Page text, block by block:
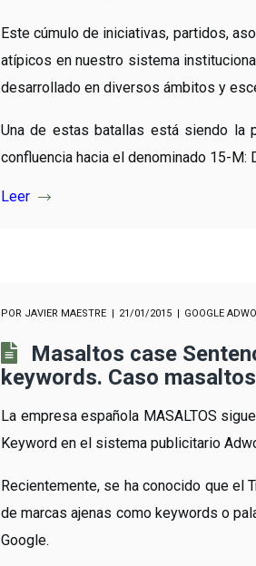
Este cúmulo de iniciativas, partidos,
atípicos en nuestro sistema
desarrollado en diversos ámbitos y
Una de estas batallas está siendo la
confluencia hacia el denominado 15-M:
Leer
POR JAVIER MAESTRE 21/01/2015 GOOGLE
Masaltos case
keywords. Caso masaltos
La empresa española MASALTOS
Keyword en el sistema publicitario
Recientemente, se ha conocido que el
de marcas ajenas como keywords o
Google.